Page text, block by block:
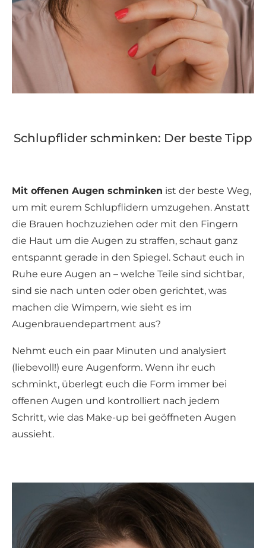
Schlupflider schminken: Der beste Tipp
Mit offenen Augen schminken ist der beste Weg,
um mit eurem Schlupflidern umzugehen. Anstatt
die Brauen hochzuziehen oder mit den Fingern
die Haut um die Augen zu straffen, schaut ganz
entspannt gerade in den Spiegel. Schaut euch in
Ruhe eure Augen an – welche Teile sind sichtbar,
sind sie nach unten oder oben gerichtet, was
machen die Wimpern, wie sieht es im
Augenbrauendepartment aus?
Nehmt euch ein paar Minuten und analysiert
(liebevoll!) eure Augenform. Wenn ihr euch
schminkt, überlegt euch die Form immer bei
offenen Augen und kontrolliert nach jedem
Schritt, wie das Make-up bei geöffneten Augen
aussieht.